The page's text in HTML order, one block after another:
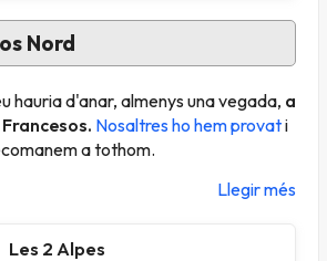
Nord
hauria d'anar, almenys una vegada, a
Nosaltres ho hem provati
a tothom.
Llegir més
Les 2 Alpes